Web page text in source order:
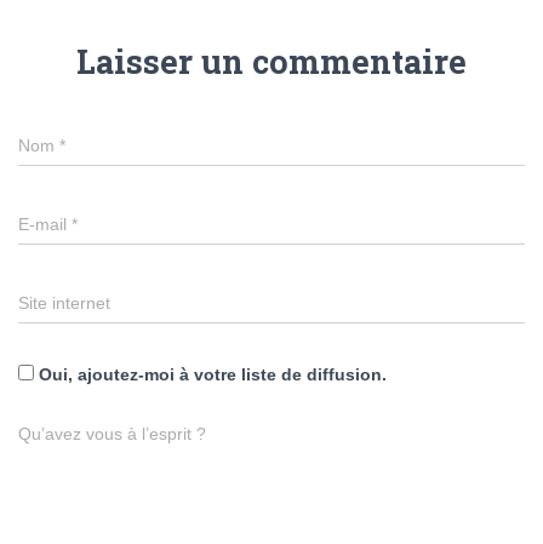
Laisser un commentaire
Nom *
E-mail *
Site internet
Oui, ajoutez-moi à votre liste de diffusion.
Qu’avez vous à l’esprit ?